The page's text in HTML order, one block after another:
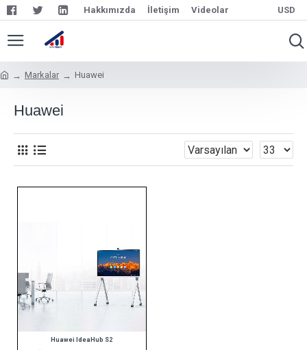
Hakkımızda İletişim Videolar USD
Markalar Huawei
Huawei
Huawei IdeaHub S2